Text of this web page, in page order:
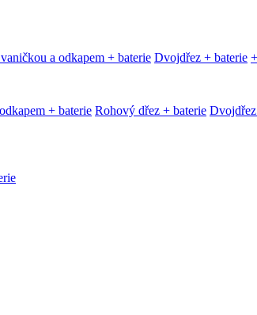
a odkapem + baterie Dvojdřez + baterie
+ baterie Rohový dřez + baterie